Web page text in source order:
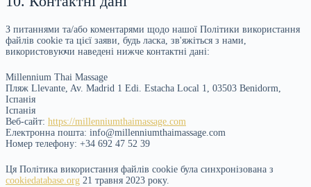
З питаннями та/або коментарями щодо нашої Політики використання
файлів cookie та цієї заяви, будь ласка, зв'яжіться з нами,
використовуючи наведені нижче контактні дані:
Millennium Thai Massage
Пляж Llevante, Av. Madrid 1 Edi. Estacha Local 1, 03503 Benidorm,
Іспанія
Іспанія
Веб-сайт: https://millenniumthaimassage.com
Електронна пошта: info@millenniumthaimassage.com
Номер телефону: +34 692 47 52 39
Ця Політика використання файлів cookie була синхронізована з
cookiedatabase.org 21 травня 2023 року.